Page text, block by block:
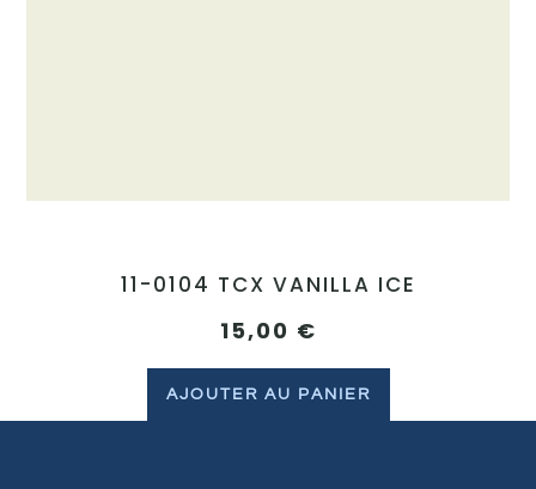
11-0104 TCX VANILLA ICE
15,00 €
AJOUTER AU PANIER